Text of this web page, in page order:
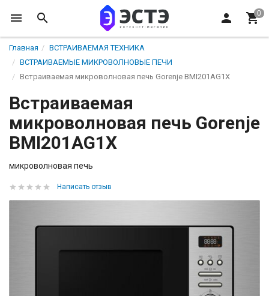
Главная
ВСТРАИВАЕМАЯ ТЕХНИКА
ВСТРАИВАЕМЫЕ МИКРОВОЛНОВЫЕ ПЕЧИ
Встраиваемая микроволновая печь Gorenje BMI201AG1X
Встраиваемая
микроволновая печь Gorenje
BMI201AG1X
микроволновая печь
Написать отзыв